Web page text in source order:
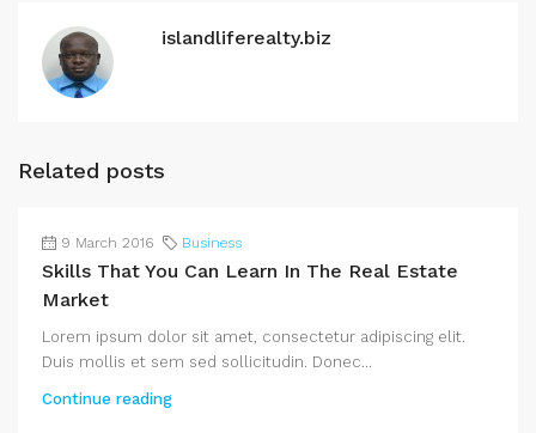
islandliferealty.biz
Related posts
9 March 2016 Business
Skills That You Can Learn In The Real Estate
Market
Lorem ipsum dolor sit amet, consectetur adipiscing elit.
Duis mollis et sem sed sollicitudin. Donec...
Continue reading